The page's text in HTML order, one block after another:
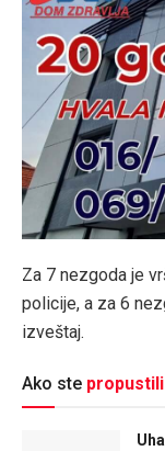
Za 7 nezgoda je
policije, a za 6
izveštaj.
Ako ste